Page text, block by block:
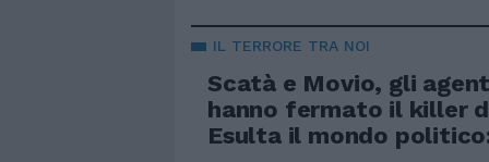
IL TERRORE TRA NOI
Scatà e Movio, gli
hanno fermato il killer
Esulta il mondo